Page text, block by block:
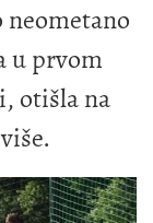
u prvom
otišla na